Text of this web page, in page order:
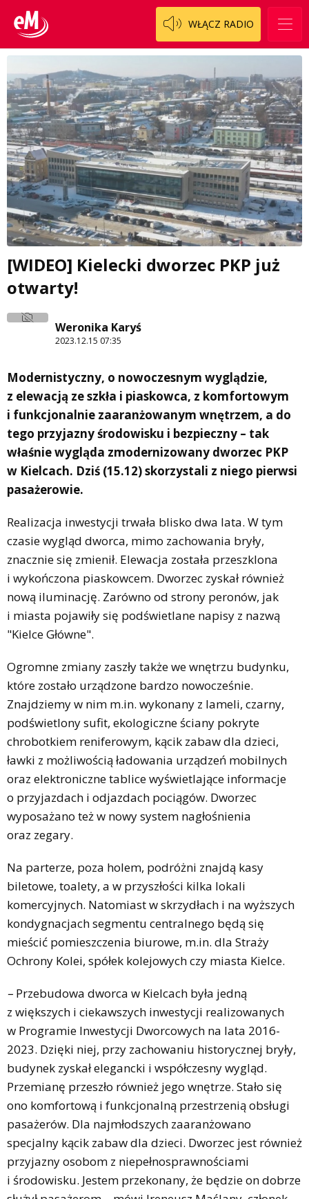
WŁĄCZ RADIO
[WIDEO] Kielecki dworzec PKP już
otwarty!
Weronika Karyś
2023.12.15 07:35
Modernistyczny, o nowoczesnym wyglądzie,
z elewacją ze szkła i piaskowca, z komfortowym
i funkcjonalnie zaaranżowanym wnętrzem, a do
tego przyjazny środowisku i bezpieczny – tak
właśnie wygląda zmodernizowany dworzec PKP
w Kielcach. Dziś (15.12) skorzystali z niego pierwsi
pasażerowie.
Realizacja inwestycji trwała blisko dwa lata. W tym
czasie wygląd dworca, mimo zachowania bryły,
znacznie się zmienił. Elewacja została przeszklona
i wykończona piaskowcem. Dworzec zyskał również
nową iluminację. Zarówno od strony peronów, jak
i miasta pojawiły się podświetlane napisy z nazwą
"Kielce Główne".
Ogromne zmiany zaszły także we wnętrzu budynku,
które zostało urządzone bardzo nowocześnie.
Znajdziemy w nim m.in. wykonany z lameli, czarny,
podświetlony sufit, ekologiczne ściany pokryte
chrobotkiem reniferowym, kącik zabaw dla dzieci,
ławki z możliwością ładowania urządzeń mobilnych
oraz elektroniczne tablice wyświetlające informacje
o przyjazdach i odjazdach pociągów. Dworzec
wyposażano też w nowy system nagłośnienia
oraz zegary.
Na parterze, poza holem, podróżni znajdą kasy
biletowe, toalety, a w przyszłości kilka lokali
komercyjnych. Natomiast w skrzydłach i na wyższych
kondygnacjach segmentu centralnego będą się
mieścić pomieszczenia biurowe, m.in. dla Straży
Ochrony Kolei, spółek kolejowych czy miasta Kielce.
– Przebudowa dworca w Kielcach była jedną
z większych i ciekawszych inwestycji realizowanych
w Programie Inwestycji Dworcowych na lata 2016-
2023. Dzięki niej, przy zachowaniu historycznej bryły,
budynek zyskał elegancki i współczesny wygląd.
Przemianę przeszło również jego wnętrze. Stało się
ono komfortową i funkcjonalną przestrzenią obsługi
pasażerów. Dla najmłodszych zaaranżowano
specjalny kącik zabaw dla dzieci. Dworzec jest również
przyjazny osobom z niepełnosprawnościami
i środowisku. Jestem przekonany, że będzie on dobrze